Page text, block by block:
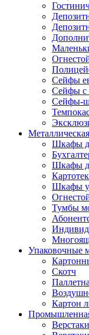
Сейфы
Сейфы с
Сейфы-
Шкафы
Шкафы
Шкафы
Тумбы
Упаковочные
Скотч
Картон